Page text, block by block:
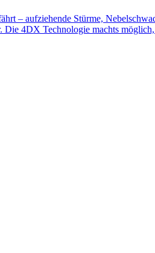
– aufziehende Stürme,
4DX Technologie machts